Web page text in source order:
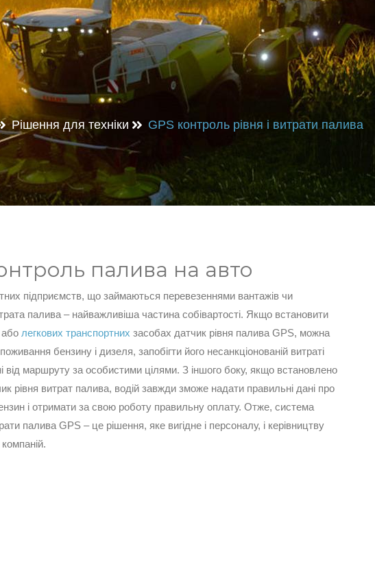
Рішення для техніки GPS контроль рівня і витрати палива
палива на авто
підприємств, що займаються перевезеннями вантажів чи
палива – найважливіша частина собівартості. Якщо встановити
легкових транспортних засобах датчик рівня палива GPS, можна
бензину і дизеля, запобігти його несанкціонованій витраті
від маршруту за особистими цілями. З іншого боку, якщо встановлено
рівня витрат палива, водій завжди зможе надати правильні дані про
і отримати за свою роботу правильну оплату. Отже, система
палива GPS – це рішення, яке вигідне і персоналу, і керівництву